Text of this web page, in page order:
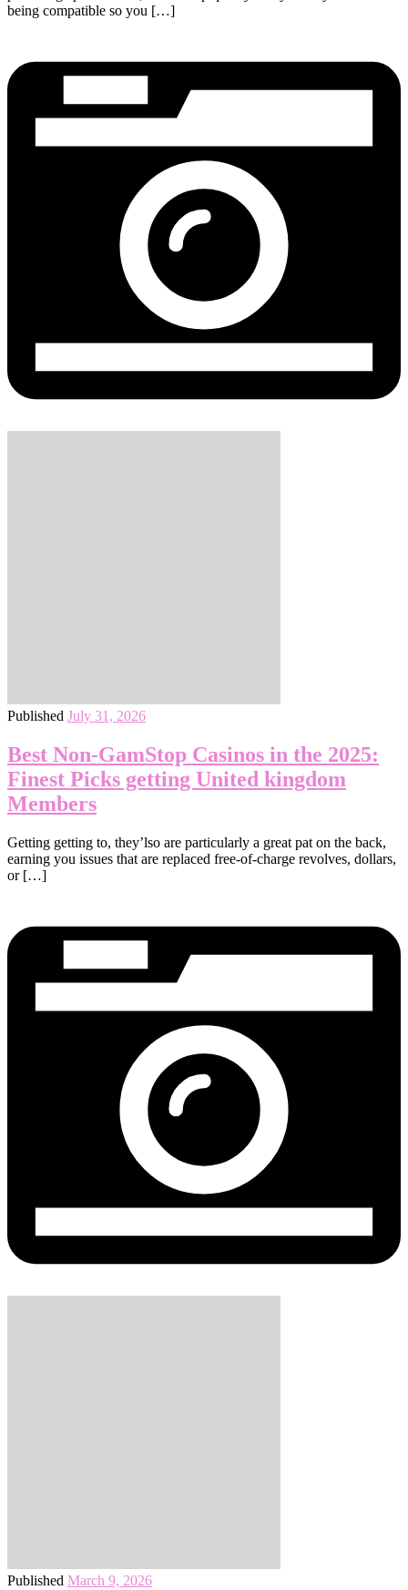
being compatible so you […]
Published July 31, 2026
Best Non-GamStop Casinos in the 2025:
Finest Picks getting United kingdom
Members
Getting getting to, they’lso are particularly a great pat on the back,
earning you issues that are replaced free-of-charge revolves, dollars,
or […]
Published March 9, 2026